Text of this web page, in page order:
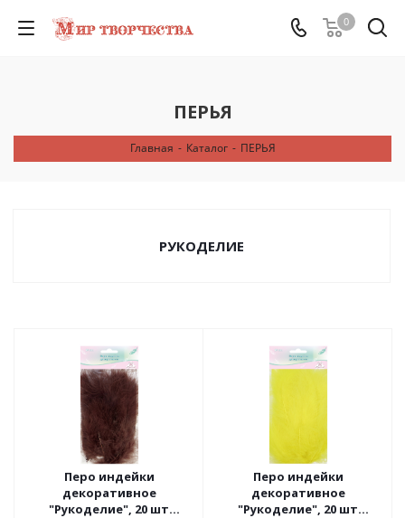
0
ПЕРЬЯ
Главная - Каталог - ПЕРЬЯ
РУКОДЕЛИЕ
Перо индейки
декоративное
"Рукоделие", 20 шт
Перо индейки
декоративное
"Рукоделие", 20 шт